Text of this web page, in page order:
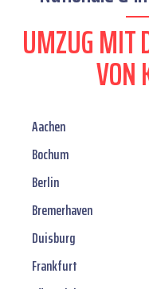
UMZUG MIT
VON
Aachen
Bochum
Berlin
Bremerhaven
Duisburg
Frankfurt